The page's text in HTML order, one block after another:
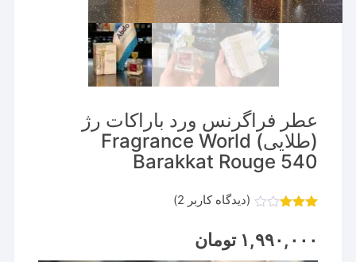
عطر فراگرنس ورد باراکات رژ
(طلایی) Fragrance World
Barakkat Rouge 540
5
(دیدگاه کاربر 2
)
۱,۹۹۰,۰۰۰ تومان